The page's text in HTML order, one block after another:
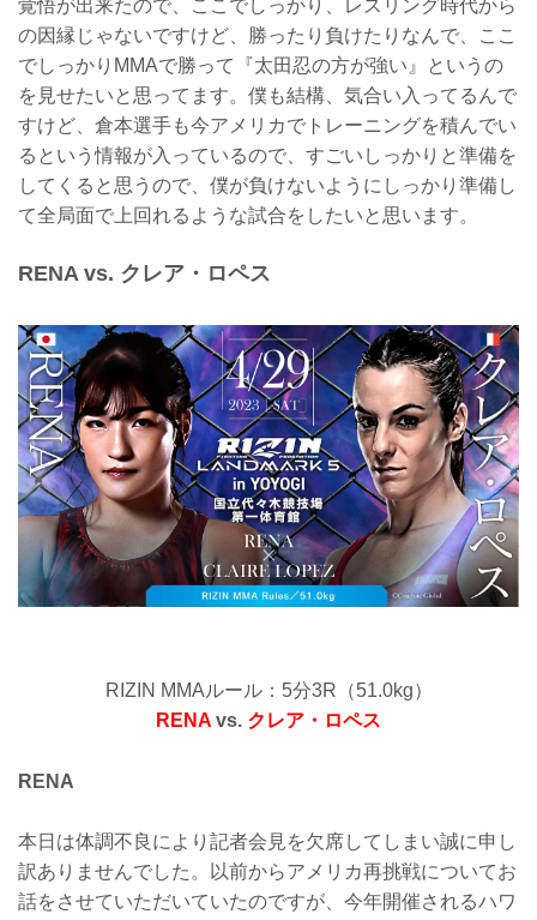
覚悟が出来たので、ここでしっかり、レスリング時代から
の因縁じゃないですけど、勝ったり負けたりなんで、ここ
でしっかりMMAで勝って『太田忍の方が強い』というの
を見せたいと思ってます。僕も結構、気合い入ってるんで
すけど、倉本選手も今アメリカでトレーニングを積んでい
るという情報が入っているので、すごいしっかりと準備を
してくると思うので、僕が負けないようにしっかり準備し
て全局面で上回れるような試合をしたいと思います。
RENA vs. クレア・ロペス
RIZIN MMAルール：5分3R（51.0kg）
RENA vs. クレア・ロペス
RENA
本日は体調不良により記者会見を欠席してしまい誠に申し
訳ありませんでした。以前からアメリカ再挑戦についてお
話をさせていただいていたのですが、今年開催されるハワ